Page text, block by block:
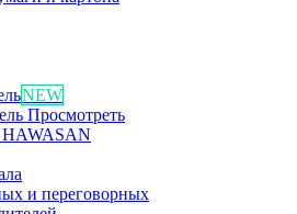
NEW
Просмотреть
и переговорных